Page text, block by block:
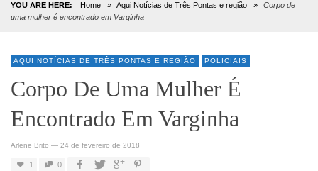
YOU ARE HERE: Home » Aqui Notícias de Três Pontas e região »
Corpo de
uma mulher é encontrado em Varginha
AQUI NOTÍCIAS DE TRÊS PONTAS E REGIÃO POLICIAIS
Corpo De Uma Mulher É
Encontrado Em Varginha
Arlene Brito — 24 de fevereiro de 2018
1 0